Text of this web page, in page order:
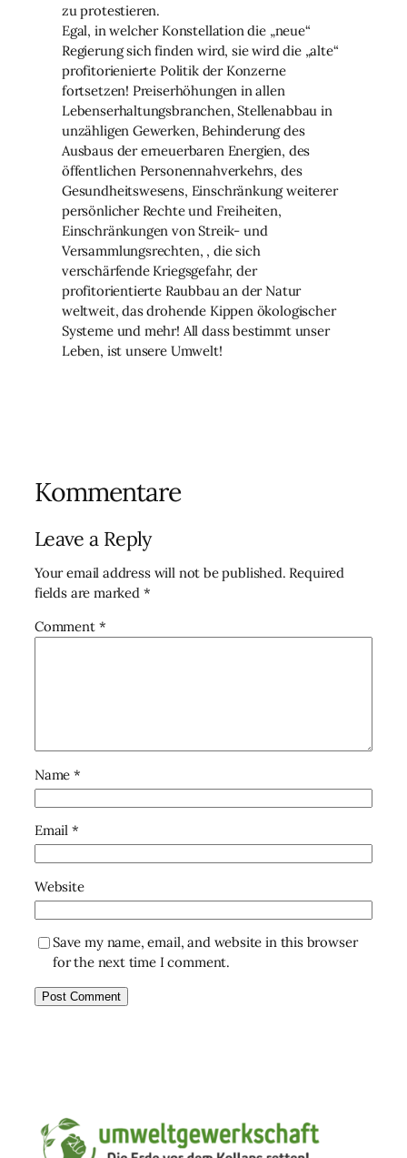
zu protestieren.
Egal, in welcher Konstellation die „neue“
Regierung sich finden wird, sie wird die „alte“
profitorienierte Politik der Konzerne
fortsetzen! Preiserhöhungen in allen
Lebenserhaltungsbranchen, Stellenabbau in
unzähligen Gewerken, Behinderung des
Ausbaus der erneuerbaren Energien, des
öffentlichen Personennahverkehrs, des
Gesundheitswesens, Einschränkung weiterer
persönlicher Rechte und Freiheiten,
Einschränkungen von Streik- und
Versammlungsrechten, , die sich
verschärfende Kriegsgefahr, der
profitorientierte Raubbau an der Natur
weltweit, das drohende Kippen ökologischer
Systeme und mehr! All dass bestimmt unser
Leben, ist unsere Umwelt!
Kommentare
Leave a Reply
Your email address will not be published. Required
fields are marked *
Comment *
Name*
Email *
Website
Save my name, email, and website in this browser
for the next time I comment.